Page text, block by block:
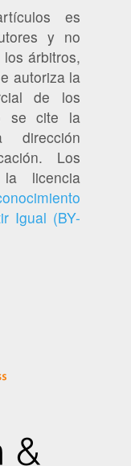
es
y no
árbitros,
autoriza la
de los
se cite la
Los
licencia
Igual (BY-